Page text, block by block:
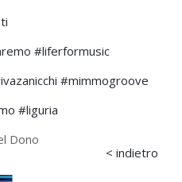
#liferformusic
#mimmogroove
#liguria
Dono
< indietro